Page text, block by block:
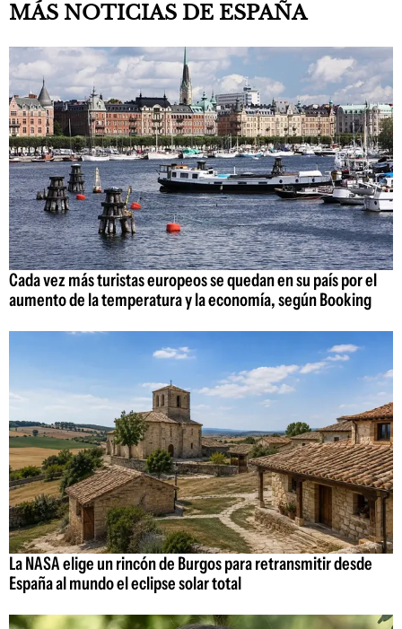
MÁS NOTICIAS DE ESPAÑA
Cada vez más turistas europeos se quedan en su país por el
aumento de la temperatura y la economía, según Booking
La NASA elige un rincón de Burgos para retransmitir desde
España al mundo el eclipse solar total